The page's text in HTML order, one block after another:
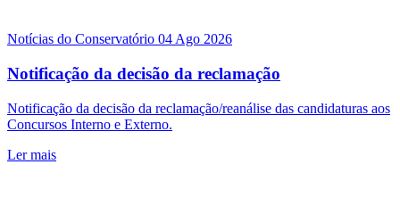
Notícias do Conservatório 04 Ago 2026
Notificação da decisão da reclamação
Notificação da decisão da reclamação/reanálise das candidaturas aos
Concursos Interno e Externo.
Ler mais